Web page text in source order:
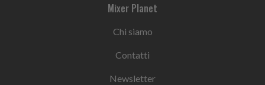
Mixer Planet
Chi siamo
Contatti
Newsletter